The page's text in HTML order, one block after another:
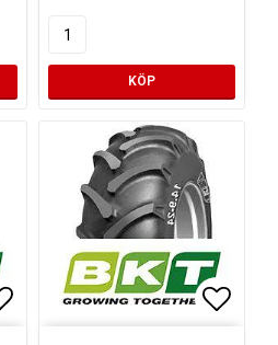
KÖP